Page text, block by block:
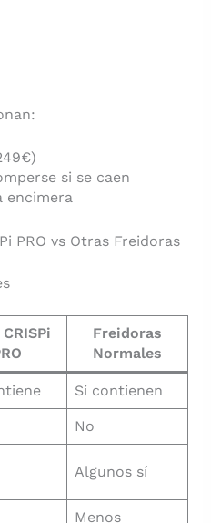
si se caen
encimera
PRO vs Otras Freidoras
Freidoras
Normales
Sí contienen
No
Algunos sí
Menos